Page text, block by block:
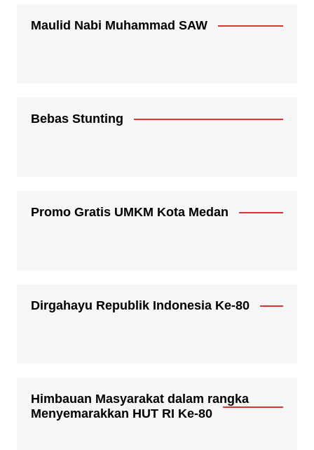
Maulid Nabi Muhammad SAW
Bebas Stunting
Promo Gratis UMKM Kota Medan
Dirgahayu Republik Indonesia Ke-80
Himbauan Masyarakat dalam rangka
Menyemarakkan HUT RI Ke-80